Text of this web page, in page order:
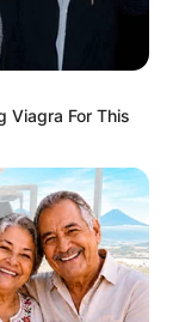
ในไทย
คคล เพื่อให้คุณได้รับ
รเว็บไซต์นี้ต่อไปโดย
กี้และนโยบายส่วน
Viagra For This